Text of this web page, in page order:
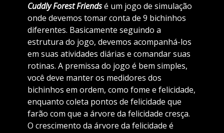
Cuddly Forest Friendsé um jogo de simulação
onde devemos tomar conta de 9 bichinhos
diferentes. Basicamente seguindo a
estrutura do jogo, devemos acompanhá-los
em suas atividades diárias e comandar suas
rotinas. A premissa do jogo é bem simples,
você deve manter os medidores dos
bichinhos em ordem, como fome e felicidade,
enquanto coleta pontos de felicidade que
farão com que a árvore da felicidade cresça.
O crescimento da árvore da felicidade é